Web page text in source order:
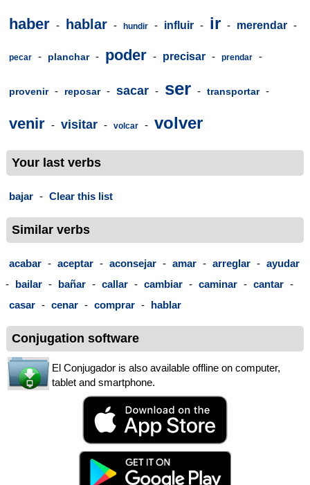
haber - hablar - hundir - influir - ir - merendar -
pecar - planchar - poder - precisar - prendar -
provenir - reposar - sacar - ser - transportar -
venir - visitar - volcar - volver
Your last verbs
bajar - Clear this list
Similar verbs
acabar - aceptar - aconsejar - amar - arreglar - ayudar
- bailar - bañar - callar - cambiar - caminar - cantar -
casar - cenar - comprar - hablar
Conjugation software
El Conjugador is also available offline on computer,
tablet and smartphone.